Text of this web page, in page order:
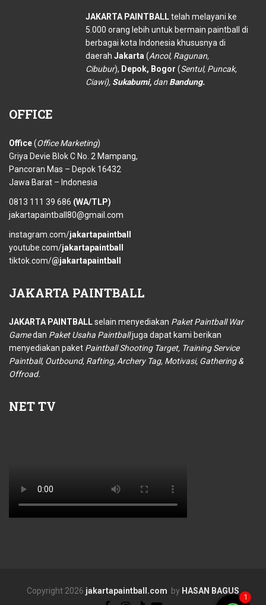
JAKARTA PAINTBALLtelah melayani ke
5.000 orang lebih untuk bermain paintball di
berbagai kota Indonesia khususnya di
daerah Jakarta(Ancol, Ragunan,
Cibubur), Depok, Bogor (Sentul, Puncak,
Ciawi), Sukabumi, dan Bandung.
OFFICE
Office(Office Marketing)
Griya Devie Blok C No. 2 Mampang,
Pancoran Mas – Depok 16432
Jawa Barat – Indonesia
0813 111 39 686 (WA/TLP)
jakartapaintball80@gmail.com
instagram.com/jakartapaintball
youtube.com/jakartapaintball
tiktok.com/@jakartapaintball
JAKARTA PAINTBALL
JAKARTA PAINTBALLselain menyediakan Paket Paintball War
Gamedan Paket Usaha Paintballjuga dapat kami berikan
menyediakan paket Paintball Shooting Target, Training Service
Paintball, Outbound, Rafting, Archery Tag, Motivasi, Gathering &
Offroad.
NETTV
Copyright 2026 jakartapaintball.com by HASAN BAGUS
1